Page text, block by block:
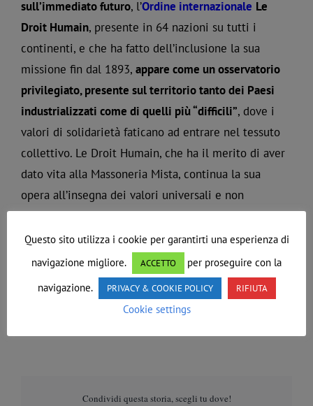
sull’immediato futuro, l’Ordine internazionale Le
Droit Humain, presente in 64 nazioni su tutti i
continenti, e che ha fatto dell’inclusione la sua
missione fin dal 1893, appare come un osservatorio
privilegiato, presente sul territorio tanto dei Paesi
industrializzati come di quelli più “difficili”, dove i
valori di solidarietà faticano ad entrare nel tessuto
collettivo. Le Droit Humain, che ha il merito di aver
dato vita alla Massoneria Mista, continua la sua
opera all’insegna dei valori universali e non
negoziabili di Libertà, Uguaglianza, Fratellanza.
Auguriamo a tutti i partecipanti un sereno e proficuo
lavoro!
Ottobre 12th, 2022 | Comunicati stampa
Condividi questa storia, scegli tu dove!
Questo sito utilizza i cookie per garantirti una esperienza di
navigazione migliore.
ACCETTO
per proseguire con la
navigazione.
PRIVACY & COOKIE POLICY RIFIUTA
Cookie settings